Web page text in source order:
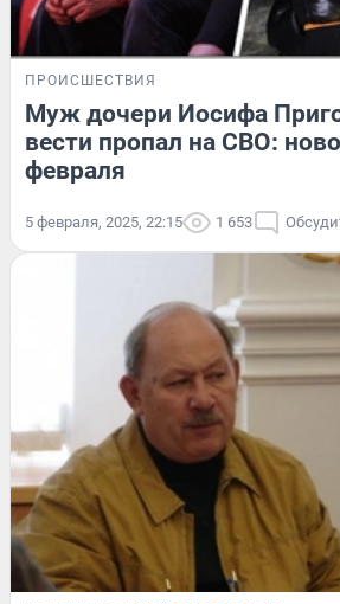
ПРОИСШЕСТВИЯ
Муж дочери Иосифа
вести пропал на СВО:
февраля
5 февраля, 2025, 22:15 1 653